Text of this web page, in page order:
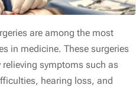
are among the most
in medicine. These surgeries
symptoms such as
hearing loss, and